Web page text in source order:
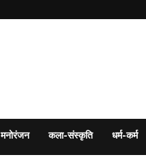
मनोरंजन कला-संस्कृति धर्म-कर्म